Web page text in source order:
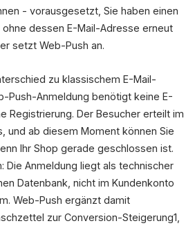
Benachrichtigungen erlauben?
- vorausgesetzt, Sie haben einen
ohne dessen E-Mail-Adresse erneut
setzt Web-Push an.
zu klassischem E-Mail-
Push-Anmeldung benötigt keine E-
Registrierung. Der Besucher erteilt im
und ab diesem Moment können Sie
Ihr Shop gerade geschlossen ist.
Die Anmeldung liegt als technischer
Datenbank, nicht im Kundenkonto
Web-Push ergänzt damit
zur Conversion-Steigerung1,